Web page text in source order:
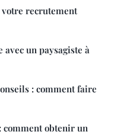
recrutement
un paysagiste à
: comment faire
comment obtenir un